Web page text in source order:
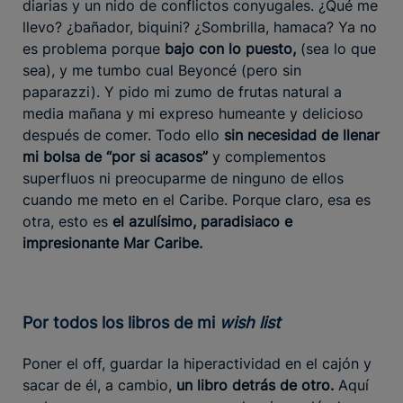
diarias y un nido de conflictos conyugales. ¿Qué me
llevo? ¿bañador, biquini? ¿Sombrilla, hamaca? Ya no
es problema porque bajo con lo puesto, (sea lo que
sea), y me tumbo cual Beyoncé (pero sin
paparazzi). Y pido mi zumo de frutas natural a
media mañana y mi expreso humeante y delicioso
después de comer. Todo ello sin necesidad de llenar
mi bolsa de “por si acasos” y complementos
superfluos ni preocuparme de ninguno de ellos
cuando me meto en el Caribe. Porque claro, esa es
otra, esto es el azulísimo, paradisiaco e
impresionante Mar Caribe.
Por todos los libros de mi wish list
Poner el off, guardar la hiperactividad en el cajón y
sacar de él, a cambio, un libro detrás de otro. Aquí